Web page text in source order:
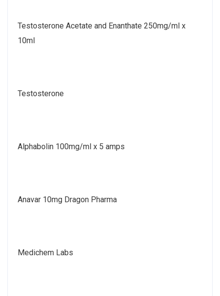
Testosterone Acetate and Enanthate 250mg/ml x
10ml
Testosterone
Alphabolin 100mg/ml x 5 amps
Anavar 10mg Dragon Pharma
Medichem Labs